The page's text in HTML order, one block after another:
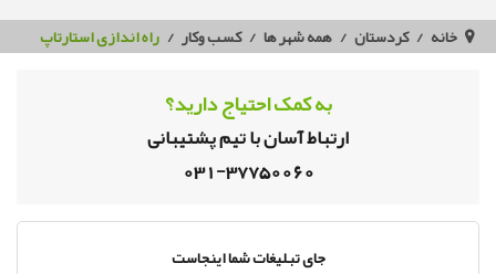
خانه کردستان همه شهر ها کسب وکار راه اندازی استارتاپ
به کمک احتیاج دارید؟
ارتباط آسان با تیم پشتیبانی
031-37750060
جای تبلیغات شما اینجاست